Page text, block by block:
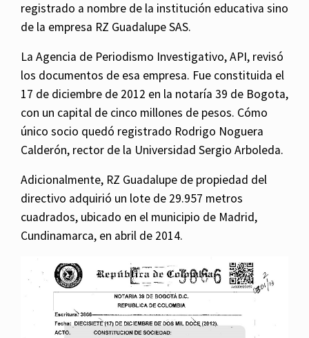
registrado a nombre de la institución educativa sino
de la empresa RZ Guadalupe SAS.
La Agencia de Periodismo Investigativo, API, revisó
los documentos de esa empresa. Fue constituida el
17 de diciembre de 2012 en la notaría 39 de Bogota,
con un capital de cinco millones de pesos. Cómo
único socio quedó registrado Rodrigo Noguera
Calderón, rector de la Universidad Sergio Arboleda.
Adicionalmente, RZ Guadalupe de propiedad del
directivo adquirió un lote de 29.957 metros
cuadrados, ubicado en el municipio de Madrid,
Cundinamarca, en abril de 2014.